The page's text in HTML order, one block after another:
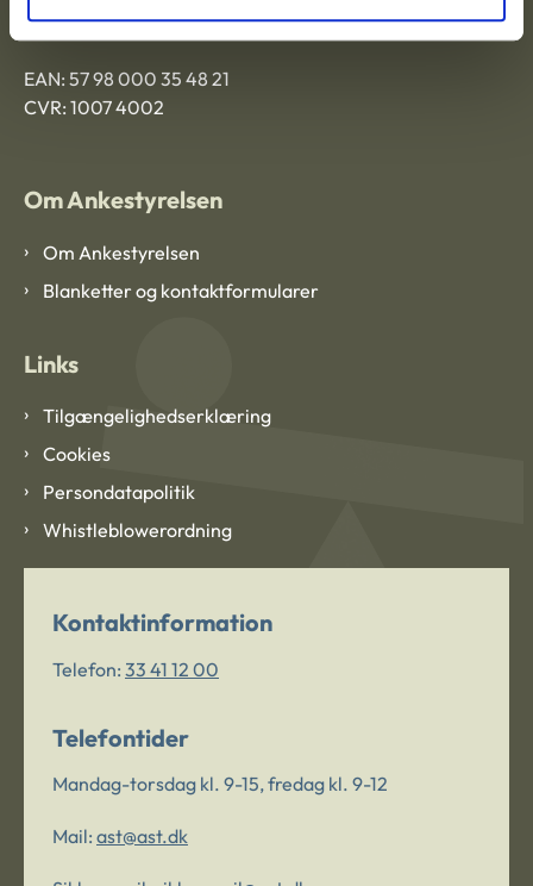
EAN: 57 98 000 35 48 21
CVR: 1007 4002
Om Ankestyrelsen
Om Ankestyrelsen
Blanketter og kontaktformularer
Links
Tilgængelighedserklæring
Cookies
Persondatapolitik
Whistleblowerordning
Kontaktinformation
Telefon: 33 41 12 00
Telefontider
Mandag-torsdag kl. 9-15, fredag kl. 9-12
Mail: ast@ast.dk